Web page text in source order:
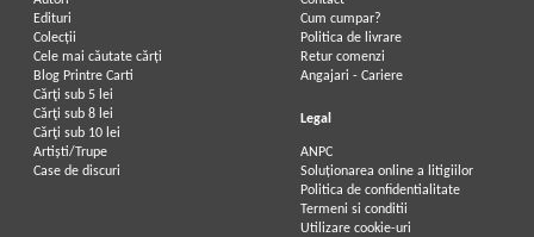
Edituri
Colecții
Cele mai căutate cărți
Blog Printre Carti
Cărţi sub 5 lei
Cărţi sub 8 lei
Cărţi sub 10 lei
Artiști/Trupe
Case de discuri
Cum cumpar?
Politica de livrare
Retur comenzi
Angajari - Cariere
Legal
ANPC
Soluționarea online a litigiilor
Politica de confidentialitate
Termeni si conditii
Utilizare cookie-uri